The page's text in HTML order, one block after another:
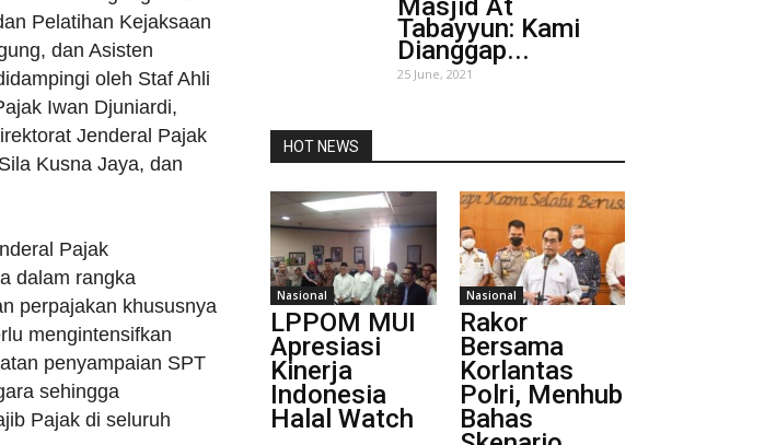
Pelatihan Kejaksaan
dan Asisten
oleh Staf Ahli
Iwan Djuniardi,
Jenderal Pajak
Kusna Jaya, dan
Pajak
dalam rangka
perpajakan khususnya
mengintensifkan
penyampaian SPT
sehingga
Pajak di seluruh
Masjid At
Tabayyun: Kami
Dianggap...
25 June, 2021
HOT NEWS
Nasional
LPPOM MUI
Apresiasi
Kinerja
Indonesia
Halal Watch
Nasional
Rakor
Bersama
Korlantas
Polri, Menhub
Bahas